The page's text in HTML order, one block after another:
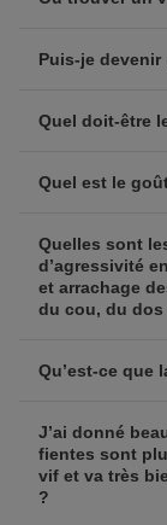
Puis-je
Quel doit-être
Quel est le
Quelles sont
d’agressivité
et arrachage
du cou, du
Qu’est-ce que
J’ai donné
fientes sont
vif et va très
?